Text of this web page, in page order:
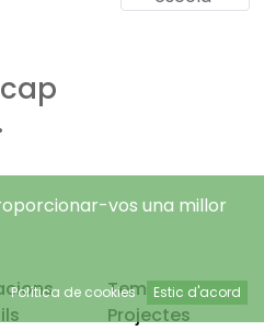
Temps Lliure
Projectes
vos una millor
Política de cookies Estic d'acord